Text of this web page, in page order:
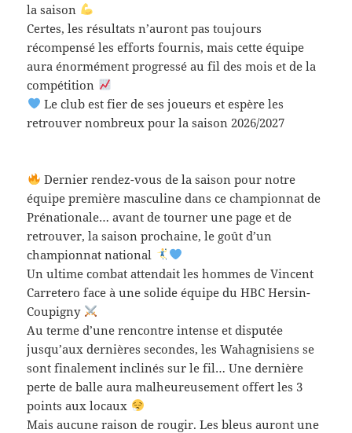
la saison
Certes, les résultats n’auront pas toujours
récompensé les efforts fournis, mais cette équipe
aura énormément progressé au fil des mois et de la
compétition
Le club est fier de ses joueurs et espère les
retrouver nombreux pour la saison 2026/2027
Dernier rendez-vous de la saison pour notre
équipe première masculine dans ce championnat de
Prénationale… avant de tourner une page et de
retrouver, la saison prochaine, le goût d’un
championnat national
Un ultime combat attendait les hommes de Vincent
Carretero face à une solide équipe du HBC Hersin-
Coupigny
Au terme d’une rencontre intense et disputée
jusqu’aux dernières secondes, les Wahagnisiens se
sont finalement inclinés sur le fil… Une dernière
perte de balle aura malheureusement offert les 3
points aux locaux
Mais aucune raison de rougir. Les bleus auront une